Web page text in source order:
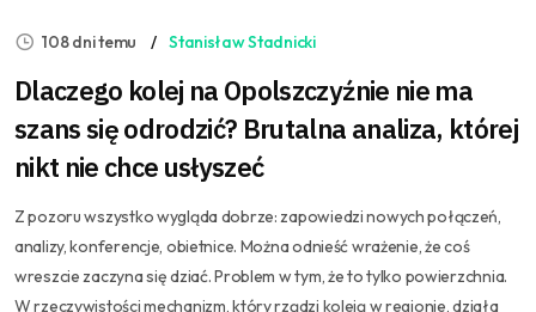
108 dni temu Stanisław Stadnicki
Dlaczego kolej na Opolszczyźnie nie ma
szans się odrodzić? Brutalna analiza, której
nikt nie chce usłyszeć
Z pozoru wszystko wygląda dobrze: zapowiedzi nowych połączeń,
analizy, konferencje, obietnice. Można odnieść wrażenie, że coś
wreszcie zaczyna się dziać. Problem w tym, że to tylko powierzchnia.
W rzeczywistości mechanizm, który rządzi koleją w regionie, działa